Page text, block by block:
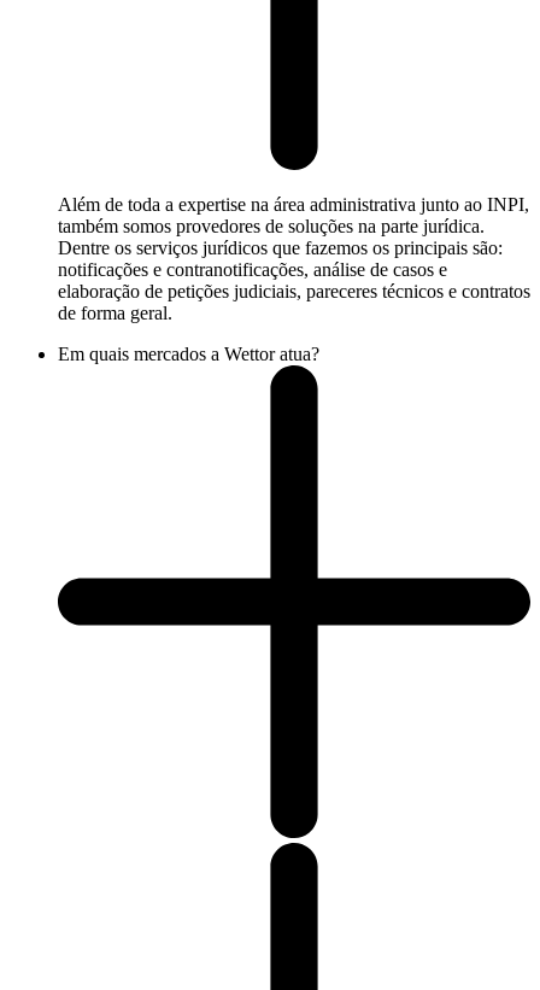
Além de toda a expertise na área administrativa junto ao INPI,
também somos provedores de soluções na parte jurídica.
Dentre os serviços jurídicos que fazemos os principais são:
notificações e contranotificações, análise de casos e
elaboração de petições judiciais, pareceres técnicos e contratos
de forma geral.
Em quais mercados a Wettor atua?